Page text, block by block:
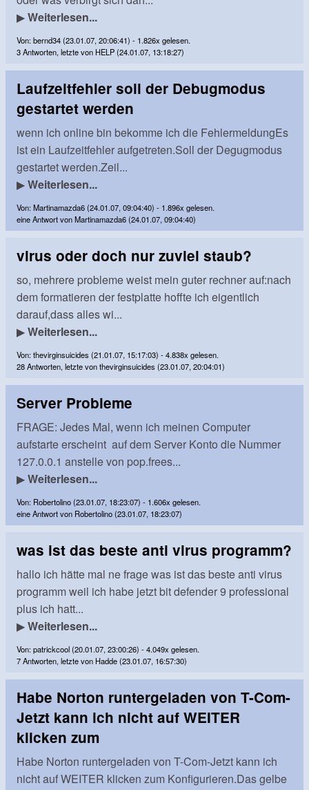
▶Weiterlesen...
Von: bernd34 (23.01.07, 20:06:41) - 1.826x gelesen.
3 Antworten, letzte von HELP (24.01.07, 13:18:27)
Laufzeitfehler soll der Debugmodus
gestartet werden
wenn ich online bin bekomme ich die FehlermeldungEs
ist ein Laufzeitfehler aufgetreten.Soll der Degugmodus
gestartet werden.Zeil...
▶Weiterlesen...
Von: Martinamazda6 (24.01.07, 09:04:40) - 1.896x gelesen.
eine Antwort von Martinamazda6 (24.01.07, 09:04:40)
virus oder doch nur zuviel staub?
so, mehrere probleme weist mein guter rechner auf:nach
dem formatieren der festplatte hoffte ich eigentlich
darauf,dass alles wi...
▶Weiterlesen...
Von: thevirginsuicides (21.01.07, 15:17:03) - 4.838x gelesen.
28 Antworten, letzte von thevirginsuicides (23.01.07, 20:04:01)
Server Probleme
FRAGE: Jedes Mal, wenn ich meinen Computer
aufstarte erscheint auf dem Server Konto die Nummer
127.0.0.1 anstelle von pop.frees...
▶Weiterlesen...
Von: Robertolino (23.01.07, 18:23:07) - 1.606x gelesen.
eine Antwort von Robertolino (23.01.07, 18:23:07)
was ist das beste anti virus programm?
hallo ich hätte mal ne frage was ist das beste anti virus
programm weil ich habe jetzt bit defender 9 professional
plus ich hatt...
▶Weiterlesen...
Von: patrickcool (20.01.07, 23:00:26) - 4.049x gelesen.
7 Antworten, letzte von Hadde (23.01.07, 16:57:30)
Habe Norton runtergeladen von T-Com-
Jetzt kann ich nicht auf WEITER
klicken zum
Habe Norton runtergeladen von T-Com-Jetzt kann ich
nicht auf WEITER klicken zum Konfigurieren.Das gelbe